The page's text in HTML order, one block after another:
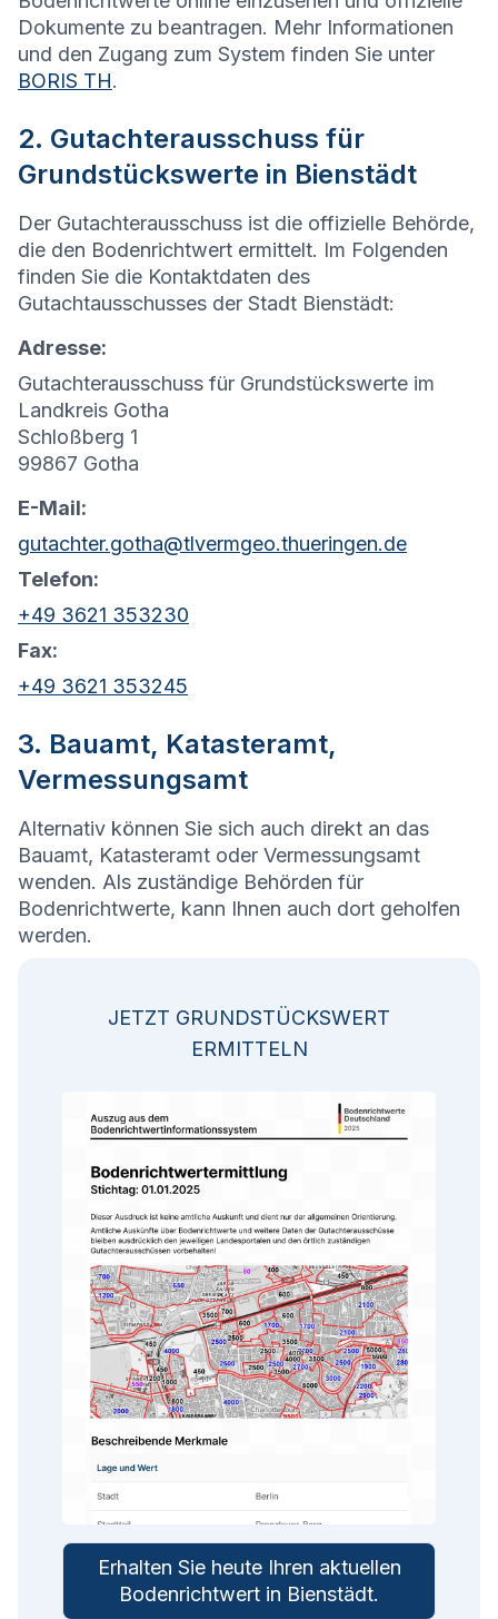
Dokumente zu beantragen. Mehr Informationen
und den Zugang zum System finden Sie unter
BORIS TH.
2. Gutachterausschuss für
Grundstückswerte in Bienstädt
Der Gutachterausschuss ist die offizielle Behörde,
die den Bodenrichtwert ermittelt. Im Folgenden
finden Sie die Kontaktdaten des
Gutachtausschusses der Stadt Bienstädt:
Adresse:
Gutachterausschuss für Grundstückswerte im
Landkreis Gotha
Schloßberg 1
99867 Gotha
E-Mail:
gutachter.gotha@tlvermgeo.thueringen.de
Telefon:
+49 3621 353230
Fax:
+49 3621 353245
3. Bauamt, Katasteramt,
Vermessungsamt
Alternativ können Sie sich auch direkt an das
Bauamt, Katasteramt oder Vermessungsamt
wenden. Als zuständige Behörden für
Bodenrichtwerte, kann Ihnen auch dort geholfen
werden.
JETZT GRUNDSTÜCKSWERT
ERMITTELN
Erhalten Sie heute Ihren aktuellen
Bodenrichtwert in Bienstädt.